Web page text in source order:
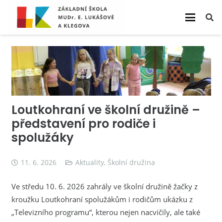
Loutkohraní ve školní družině –
představení pro rodiče i
spolužáky
11. 6. 2026 Aktuality, Školní družina
Ve středu 10. 6. 2026 zahrály ve školní družině žačky z
kroužku Loutkohraní spolužákům i rodičům ukázku z
„Televizního programu“, kterou nejen nacvičily, ale také